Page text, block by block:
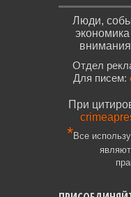
Люди,
Отдел
Для писем:
При
*Все